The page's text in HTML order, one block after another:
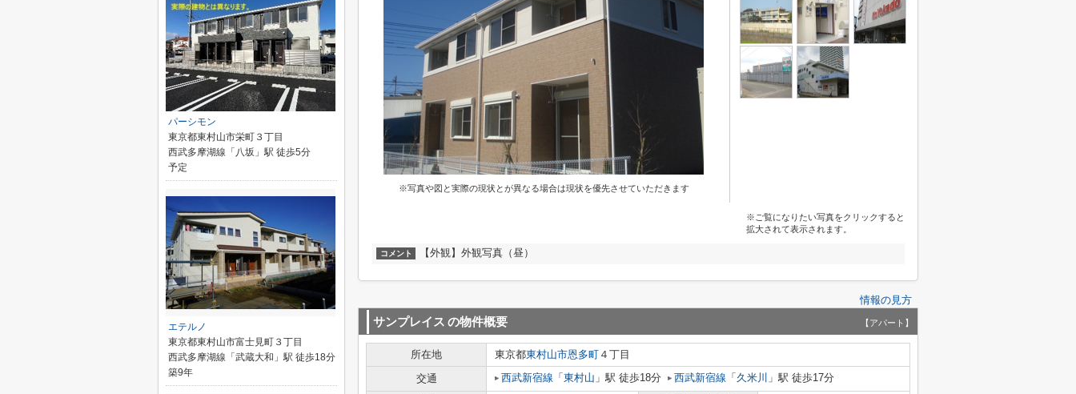
※写真や図と実際の現状とが異なる場合は現状を優先させていただきます
※ご覧になりたい写真をクリックすると
拡大されて表示されます。
コメント 【外観】外観写真（昼）
情報の見方
サンプレイス の物件概要 【アパート】
所在地 東京都東村山市恩多町 ４丁目
交通
西武新宿線 「 東村山 」駅 徒歩18分 西武新宿線 「 久米川 」駅 徒歩17分
パーシモン
東京都東村山市栄町３丁目
西武多摩湖線「八坂」駅 徒歩5分
予定
エテルノ
東京都東村山市富士見町３丁目
西武多摩湖線「武蔵大和」駅 徒歩18分
築9年